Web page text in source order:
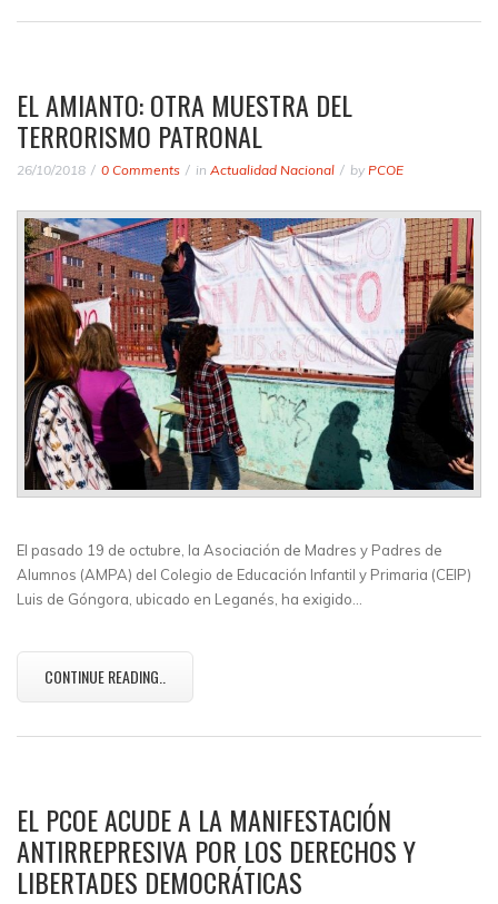
EL AMIANTO: OTRA MUESTRA DEL
TERRORISMO PATRONAL
26/10/2018 0 Comments in Actualidad Nacional by PCOE
El pasado 19 de octubre, la Asociación de Madres y Padres de
Alumnos (AMPA) del Colegio de Educación Infantil y Primaria (CEIP)
Luis de Góngora, ubicado en Leganés, ha exigido…
CONTINUE READING..
EL PCOE ACUDE A LA MANIFESTACIÓN
ANTIRREPRESIVA POR LOS DERECHOS Y
LIBERTADES DEMOCRÁTICAS